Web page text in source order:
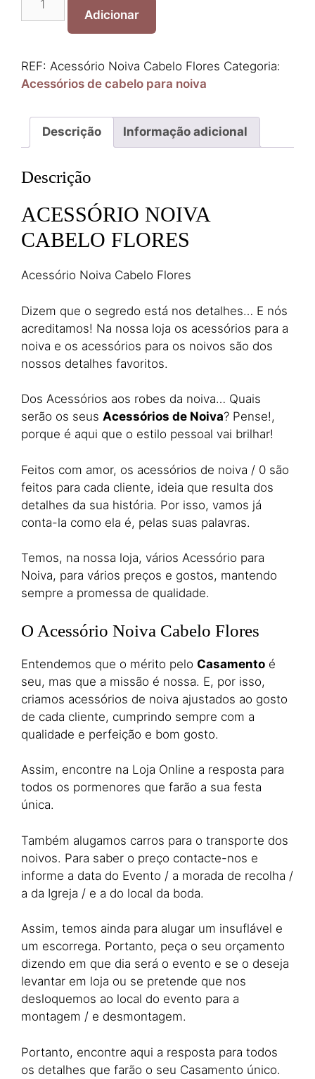
Acessório
Cabelo
Flores
Adicionar
REF: Acessório Noiva Cabelo Flores Categoria:
Acessórios de cabelo para noiva
Descrição Informação adicional
Descrição
ACESSÓRIO NOIVA
CABELO FLORES
Acessório Noiva Cabelo Flores
Dizem que o segredo está nos detalhes… E nós
acreditamos! Na nossa loja os acessórios para a
noiva e os acessórios para os noivos são dos
nossos detalhes favoritos.
Dos Acessórios aos robes da noiva… Quais
serão os seus Acessórios de Noiva? Pense!,
porque é aqui que o estilo pessoal vai brilhar!
Feitos com amor, os acessórios de noiva / 0 são
feitos para cada cliente, ideia que resulta dos
detalhes da sua história. Por isso, vamos já
conta-la como ela é, pelas suas palavras.
Temos, na nossa loja, vários Acessório para
Noiva, para vários preços e gostos, mantendo
sempre a promessa de qualidade.
O Acessório Noiva Cabelo Flores
Entendemos que o mérito pelo Casamento é
seu, mas que a missão é nossa. E, por isso,
criamos acessórios de noiva ajustados ao gosto
de cada cliente, cumprindo sempre com a
qualidade e perfeição e bom gosto.
Assim, encontre na Loja Online a resposta para
todos os pormenores que farão a sua festa
única.
Também alugamos carros para o transporte dos
noivos. Para saber o preço contacte-nos e
informe a data do Evento / a morada de recolha /
a da Igreja / e a do local da boda.
Assim, temos ainda para alugar um insuflável e
um escorrega. Portanto, peça o seu orçamento
dizendo em que dia será o evento e se o deseja
levantar em loja ou se pretende que nos
desloquemos ao local do evento para a
montagem / e desmontagem.
Portanto, encontre aqui a resposta para todos
os detalhes que farão o seu Casamento único.